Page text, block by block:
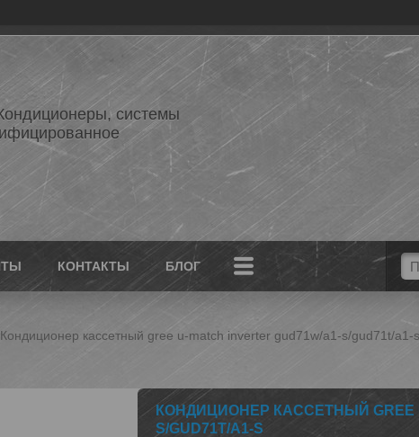
системы
КОНТАКТЫ БЛОГ
Кондиционер кассетный gree u-match inverter gud71w/a1-s/gud71t/a1-s
КОНДИЦИОНЕР КАССЕТНЫЙ GREE
S/GUD71T/A1-S